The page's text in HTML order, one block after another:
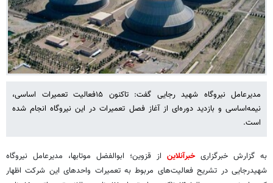
مدیرعامل نیروگاه شهید رجایی گفت: تاکنون ۱۵فعالیت تعمیرات اساسی،
نیمه‌اساسی و بازدید دوره‌ای از آغاز فصل تعمیرات در این نیروگاه انجام شده
است.
به گزارش خبرگزاریخبرآنلاین از قزوین؛ ابوالفضل موتابها، مدیرعامل نیروگاه
شهیدرجایی در تشریح فعالیت‌های مربوط به تعمیرات واحدهای این شرکت اظهار